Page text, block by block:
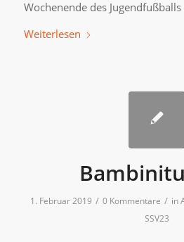
Wochenende des Jugendfußballs
Weiterlesen
1. Februar 2019 / 0 Kommentare / in
SSV23